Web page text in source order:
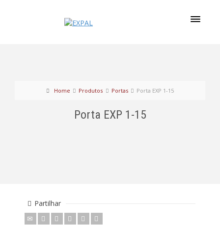
Home Produtos Portas Porta EXP 1-15
Porta EXP 1-15
Partilhar